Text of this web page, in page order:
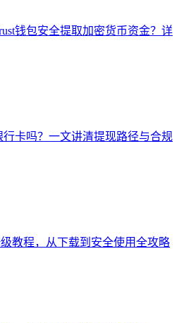
钱包安全提取加密货币资金？详
行卡吗？一文讲清提现路径与合规
级教程，从下载到安全使用全攻略